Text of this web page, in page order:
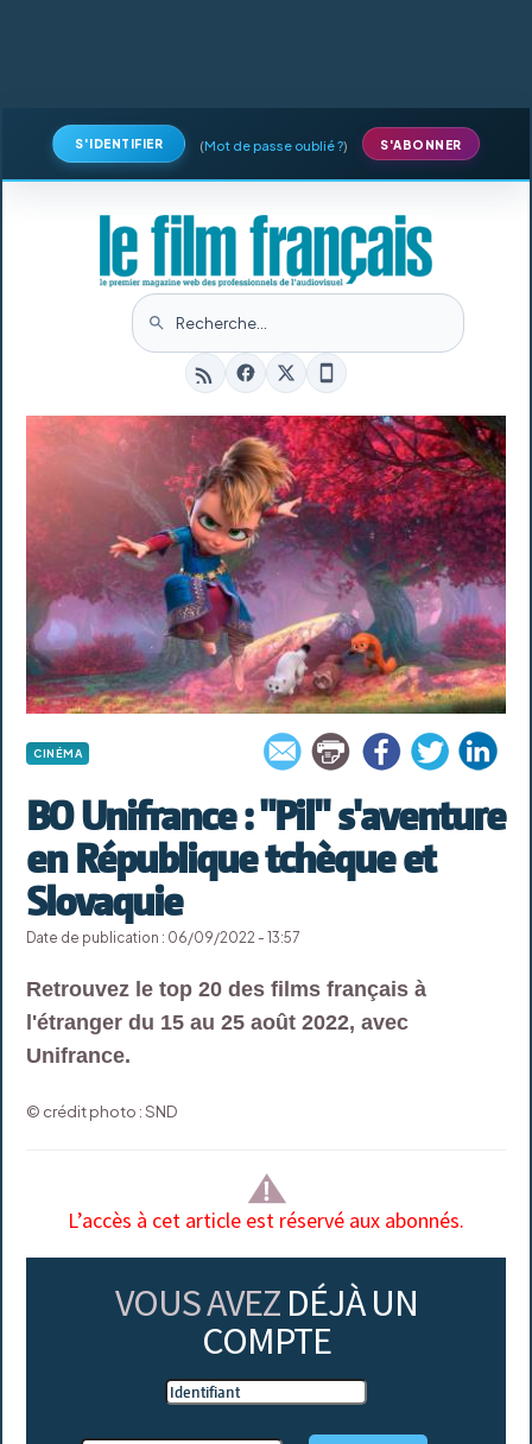
S'IDENTIFIER (Mot de passe oublié ?) S'ABONNER
CINÉMA
BO Unifrance : "Pil" s'aventure
en République tchèque et
Slovaquie
Date de publication : 06/09/2022 - 13:57
Retrouvez le top 20 des films français à
l'étranger du 15 au 25 août 2022, avec
Unifrance.
© crédit photo : SND
L’accès à cet article est réservé aux abonnés.
VOUS AVEZ DÉJÀ UN
COMPTE